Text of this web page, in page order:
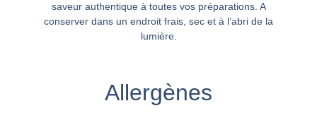
saveur authentique à toutes vos préparations. A
conserver dans un endroit frais, sec et à l’abri de la
lumière.
Allergènes